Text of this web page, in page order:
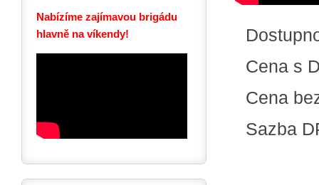
Cena s
Cena
Sazba
Nabízíme zajímavou brigádu
hlavně na víkendy!